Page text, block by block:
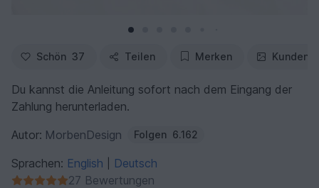
Schön 37 Teilen Merken
Du kannst die Anleitung sofort nach dem Eingang der
Zahlung herunterladen.
Autor: MorbenDesign Folgen 6.162
Sprachen: English
Deutsch
27 Bewertungen